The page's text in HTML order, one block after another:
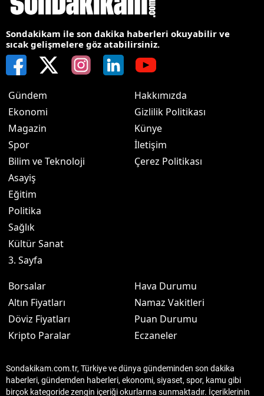
Sondakikam ile son dakika haberleri okuyabilir ve
sıcak gelişmelere göz atabilirsiniz.
Gündem
Ekonomi
Magazin
Spor
Bilim ve Teknoloji
Asayiş
Eğitim
Politika
Sağlık
Kültür Sanat
3. Sayfa
Hakkımızda
Gizlilik Politikası
Künye
İletişim
Çerez Politikası
Borsalar
Altın Fiyatları
Döviz Fiyatları
Kripto Paralar
Hava Durumu
Namaz Vakitleri
Puan Durumu
Eczaneler
Sondakikam.com.tr, Türkiye ve dünya gündeminden son dakika
haberleri, gündemden haberleri, ekonomi, siyaset, spor, kamu gibi
birçok kategoride zengin içeriği okurlarına sunmaktadır. İçeriklerinin